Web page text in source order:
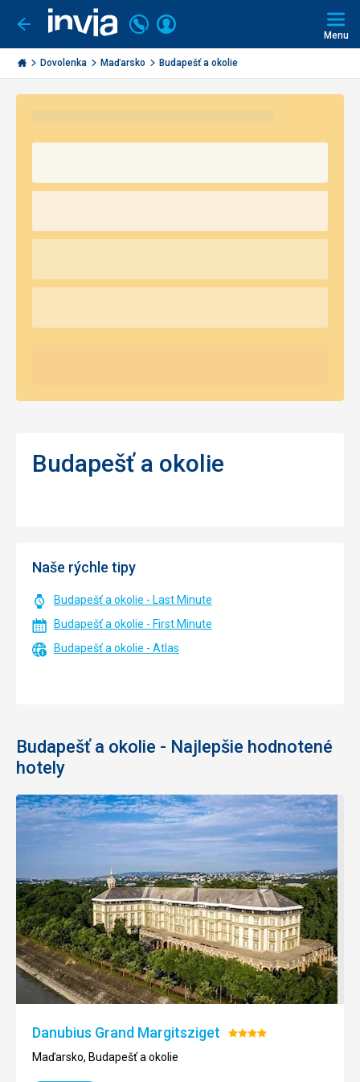
Ísť
späť
Invia.sk
Volajte
+421
2
3221
Prihlásiť
Menu
Dovolenka Maďarsko Budapešť a okolie
Budapešť a okolie
Naše rýchle tipy
Budapešť a okolie - Last Minute
Budapešť a okolie - First Minute
Budapešť a okolie - Atlas
Budapešť a okolie - Najlepšie hodnotené
hotely
Danubius Grand Margitsziget Hodnotenie:
Maďarsko, Budapešť a okolie